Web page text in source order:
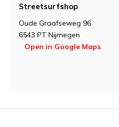
Streetsurfshop
Oude Graafseweg 96
6543 PT Nijmegen
Open in Google Maps